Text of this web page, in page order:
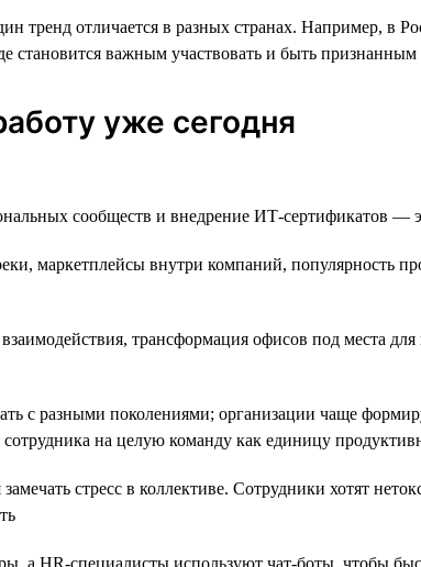
тренд отличается в разных странах. Например, в
становится важным участвовать и быть
уже сегодня
сообществ и внедрение ИТ-сертификатов —
маркетплейсы внутри компаний, популярность
трансформация офисов под места
с разными поколениями; организации чаще
на целую команду как единицу
стресс в коллективе. Сотрудники хотят
а HR-специалисты используют чат-боты, чтобы